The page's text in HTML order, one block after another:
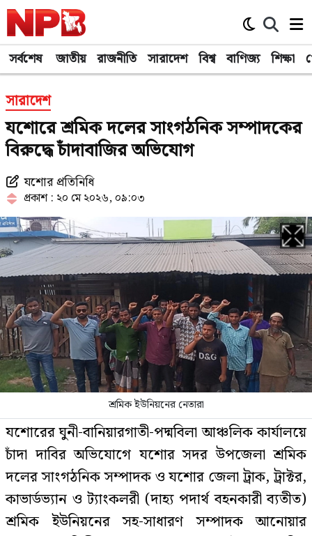
সর্বশেষ জাতীয় রাজনীতি সারাদেশ বিশ্ব বাণিজ্য শিক্ষা
সারাদেশ
যশোরে শ্রমিক দলের সাংগঠনিক সম্পাদকের
বিরুদ্ধে চাঁদাবাজির অভিযোগ
যশোর প্রতিনিধি
প্রকাশ : ২০ মে ২০২৬, ০৯:০৩
শ্রমিক ইউনিয়নের নেতারা
যশোরের ঘুনী-বানিয়ারগাতী-পদ্মবিলা আঞ্চলিক কার্যালয়ে
চাঁদা দাবির অভিযোগে যশোর সদর উপজেলা শ্রমিক
দলের সাংগঠনিক সম্পাদক ও যশোর জেলা ট্রাক, ট্রাক্টর,
কাভার্ডভ্যান ও ট্যাংকলরী (দাহ্য পদার্থ বহনকারী ব্যতীত)
শ্রমিক ইউনিয়নের সহ-সাধারণ সম্পাদক আনোয়ার